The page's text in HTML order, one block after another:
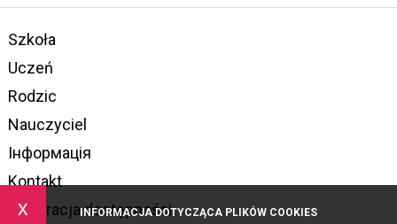
x INFORMACJA DOTYCZĄCA PLIKÓW COOKIES
Szkoła
Uczeń
Rodzic
Nauczyciel
Інформація
Kontakt
Deklaracja dostępności